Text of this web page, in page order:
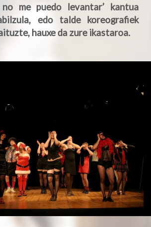
no me puedo levantar’ kantua
edo talde koreografiek
hauxe da zure ikastaroa.